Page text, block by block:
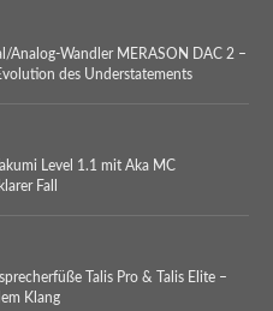
Analog-Wandler MERASON DAC 2 –
des Understatements
Level 1.1 mit Aka MC
Fall
Talis Pro & Talis Elite –
Klang